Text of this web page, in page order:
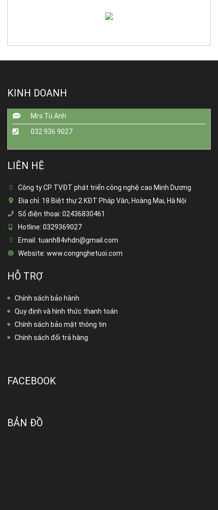
KINH DOANH
Mrs Tú Anh
032 936 9027
LIÊN HỆ
Công ty CP TVĐT phát triển công nghệ cao Minh Dương
Địa chỉ: 18 Biệt thự 2 KĐT Pháp Vân, Hoàng Mai, Hà Nội
Số điện thoại: 02436830461
Hotline: 0329369027
Email: tuanh84vhdn@gmail.com
Website: www.congnghetuoi.com
HỖ TRỢ
Chính sách bảo hành
Quy định và hình thức thanh toán
Chính sách bảo mật thông tin
Chính sách đổi trả hàng
FACEBOOK
BẢN ĐỒ